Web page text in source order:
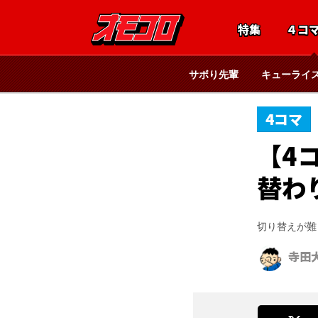
特集 ４コ
サボり先輩 キューライ
4コマ
【
替わ
切り替えが
寺田